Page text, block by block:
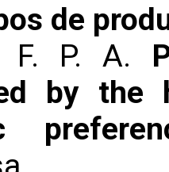
de
F. P. A.
by the